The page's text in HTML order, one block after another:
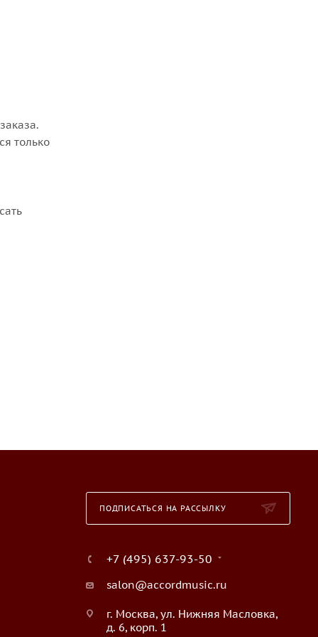
только
ПОДПИСАТЬСЯ НА РАССЫЛКУ
+7 (495) 637-93-50
salon@accordmusic.ru
г. Москва, ул. Нижняя Масловка,
д. 6, корп. 1